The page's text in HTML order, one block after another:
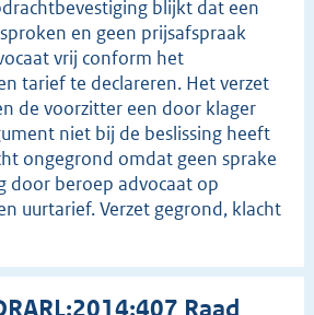
blijkt dat een
en geen prijsafspraak
vrij conform het
tarief te declareren. Het verzet
de voorzitter een door klager
niet bij de beslissing heeft
ongegrond omdat geen sprake
door beroep advocaat op
uurtarief. Verzet gegrond, klacht
Raad